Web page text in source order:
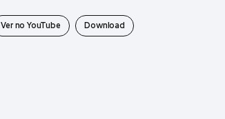
Ver no YouTube Download